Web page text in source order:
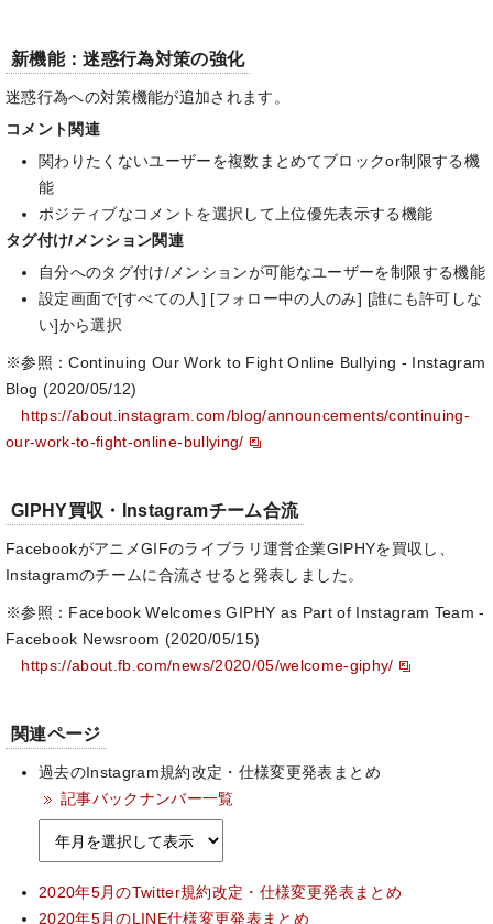
新機能：迷惑行為対策の強化
迷惑行為への対策機能が追加されます。
コメント関連
関わりたくないユーザーを複数まとめてブロックor制限する機
能
ポジティブなコメントを選択して上位優先表示する機能
タグ付け/メンション関連
自分へのタグ付け/メンションが可能なユーザーを制限する機能
設定画面で[すべての人] [フォロー中の人のみ] [誰にも許可しな
い]から選択
※参照：Continuing Our Work to Fight Online Bullying - Instagram
Blog (2020/05/12)
https://about.instagram.com/blog/announcements/continuing-
our-work-to-fight-online-bullying/
GIPHY買収・Instagramチーム合流
FacebookがアニメGIFのライブラリ運営企業GIPHYを買収し、
Instagramのチームに合流させると発表しました。
※参照：Facebook Welcomes GIPHY as Part of Instagram Team -
Facebook Newsroom (2020/05/15)
https://about.fb.com/news/2020/05/welcome-giphy/
関連ページ
過去のInstagram規約改定・仕様変更発表まとめ
記事バックナンバー一覧
2020年5月のTwitter規約改定・仕様変更発表まとめ
2020年5月のLINE仕様変更発表まとめ